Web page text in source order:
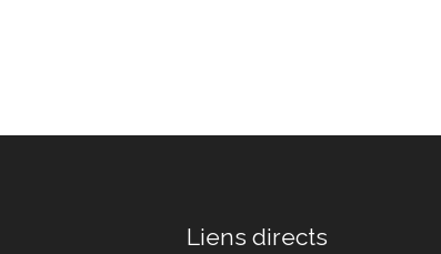
Liens directs